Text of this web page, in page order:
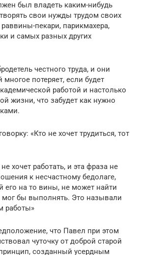
был владеть каким-нибудь
свои нужды трудом своих
пекари, парикмахера,
и самых разных других
честного труда, и они
многое потеряет, если будет
работой и настолько
жизни, что забудет как нужно
«Кто не хочет трудиться, тот
хочет работать, и эта фраза не
к несчастному бедолаге,
его на то вины, не может найти
мог бы выполнять. Это называли
работы»
что Павел при этом
чуточку от доброй старой
созданный усердным